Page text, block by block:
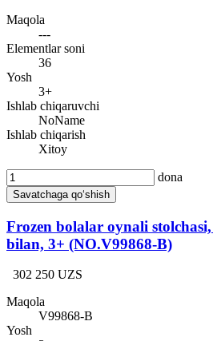
Maqola
---
Elementlar soni
36
Yosh
3+
Ishlab chiqaruvchi
NoName
Ishlab chiqarish
Xitoy
dona
Savatchaga qo‘shish
Frozen bolalar oynali
bilan, 3+ (NO.V99868-B)
302 250 UZS
Maqola
V99868-B
Yosh